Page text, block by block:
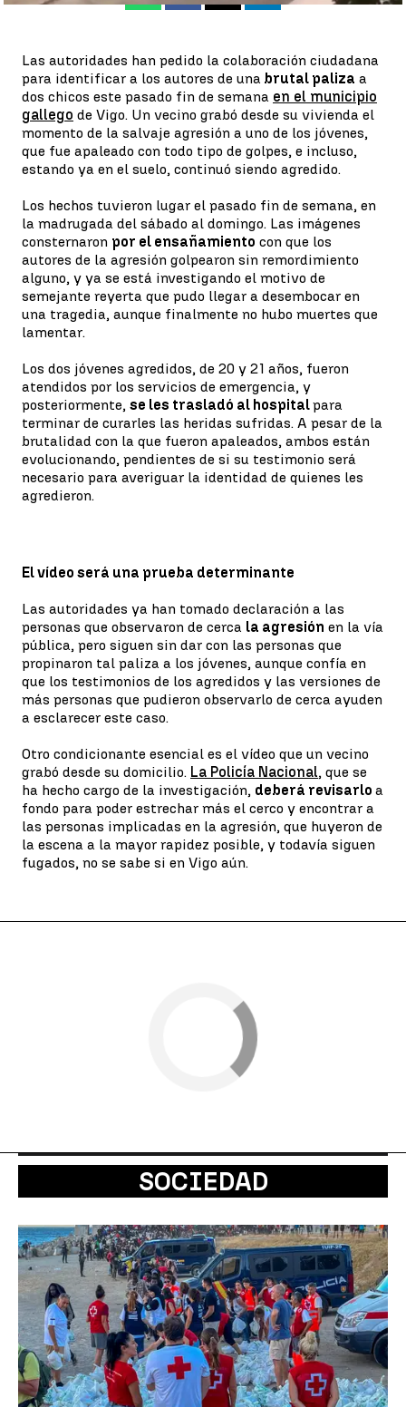
Las autoridades han pedido la colaboración ciudadana
para identificar a los autores de una brutal paliza a
dos chicos este pasado fin de semana en el municipio
gallego de Vigo. Un vecino grabó desde su vivienda el
momento de la salvaje agresión a uno de los jóvenes,
que fue apaleado con todo tipo de golpes, e incluso,
estando ya en el suelo, continuó siendo agredido.
Los hechos tuvieron lugar el pasado fin de semana, en
la madrugada del sábado al domingo. Las imágenes
consternaron por el ensañamiento con que los
autores de la agresión golpearon sin remordimiento
alguno, y ya se está investigando el motivo de
semejante reyerta que pudo llegar a desembocar en
una tragedia, aunque finalmente no hubo muertes que
lamentar.
Los dos jóvenes agredidos, de 20 y 21 años, fueron
atendidos por los servicios de emergencia, y
posteriormente, se les trasladó al hospitalpara
terminar de curarles las heridas sufridas. A pesar de la
brutalidad con la que fueron apaleados, ambos están
evolucionando, pendientes de si su testimonio será
necesario para averiguar la identidad de quienes les
agredieron.
El vídeo será una prueba determinante
Las autoridades ya han tomado declaración a las
personas que observaron de cerca la agresión en la vía
pública, pero siguen sin dar con las personas que
propinaron tal paliza a los jóvenes, aunque confía en
que los testimonios de los agredidos y las versiones de
más personas que pudieron observarlo de cerca ayuden
a esclarecer este caso.
Otro condicionante esencial es el vídeo que un vecino
grabó desde su domicilio. La Policía Nacional, que se
ha hecho cargo de la investigación, deberá revisarlo a
fondo para poder estrechar más el cerco y encontrar a
las personas implicadas en la agresión, que huyeron de
la escena a la mayor rapidez posible, y todavía siguen
fugados, no se sabe si en Vigo aún.
SOCIEDAD